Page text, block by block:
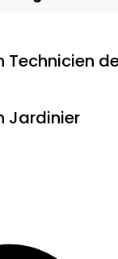
Technicien
Jardinier